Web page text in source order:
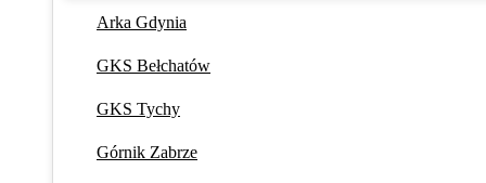
Arka Gdynia
GKS Bełchatów
GKS Tychy
Górnik Zabrze